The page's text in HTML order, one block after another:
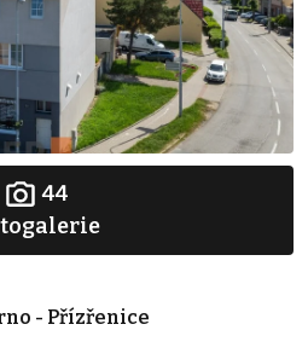
44
- Přízřenice